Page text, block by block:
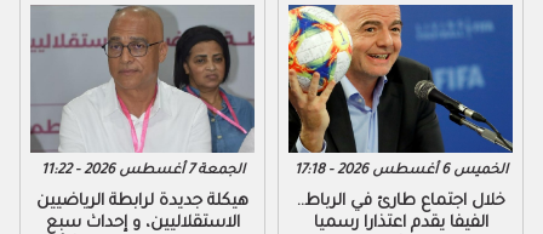
الجمعة 7 أغسطس 2026 - 11:22
هيكلة جديدة لرابطة الرياضيين
الاستقلاليين، و إحداث سبع
الخميس 6 أغسطس 2026 - 17:18
خلال اجتماع طارئ في الرباط..
الفيفا يقدم اعتذارا رسميا